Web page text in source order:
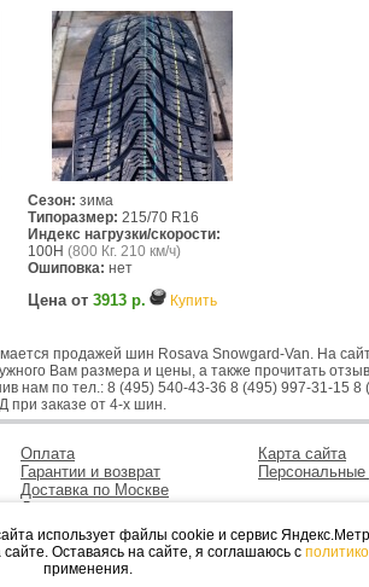
Сезон: зима
Типоразмер: 215/70 R16
Индекс нагрузки/скорости:
100H (800 Кг. 210 км/ч)
Ошиповка: нет
Цена от 3913 р. Купить
продажей шин Rosava Snowgard-Van. На
Вам размера и цены, а также прочитать
нам по тел.: 8 (495) 540-43-36 8 (495) 997-31-15
при заказе от 4-х шин.
Оплата
Гарантии и возврат
Доставка по Москве
Доставка в регионы
Карта сайта
использует файлы cookie и сервис
Оставаясь на сайте, я соглашаюсь с
применения.в Марьино, шиномонтаж и хранения